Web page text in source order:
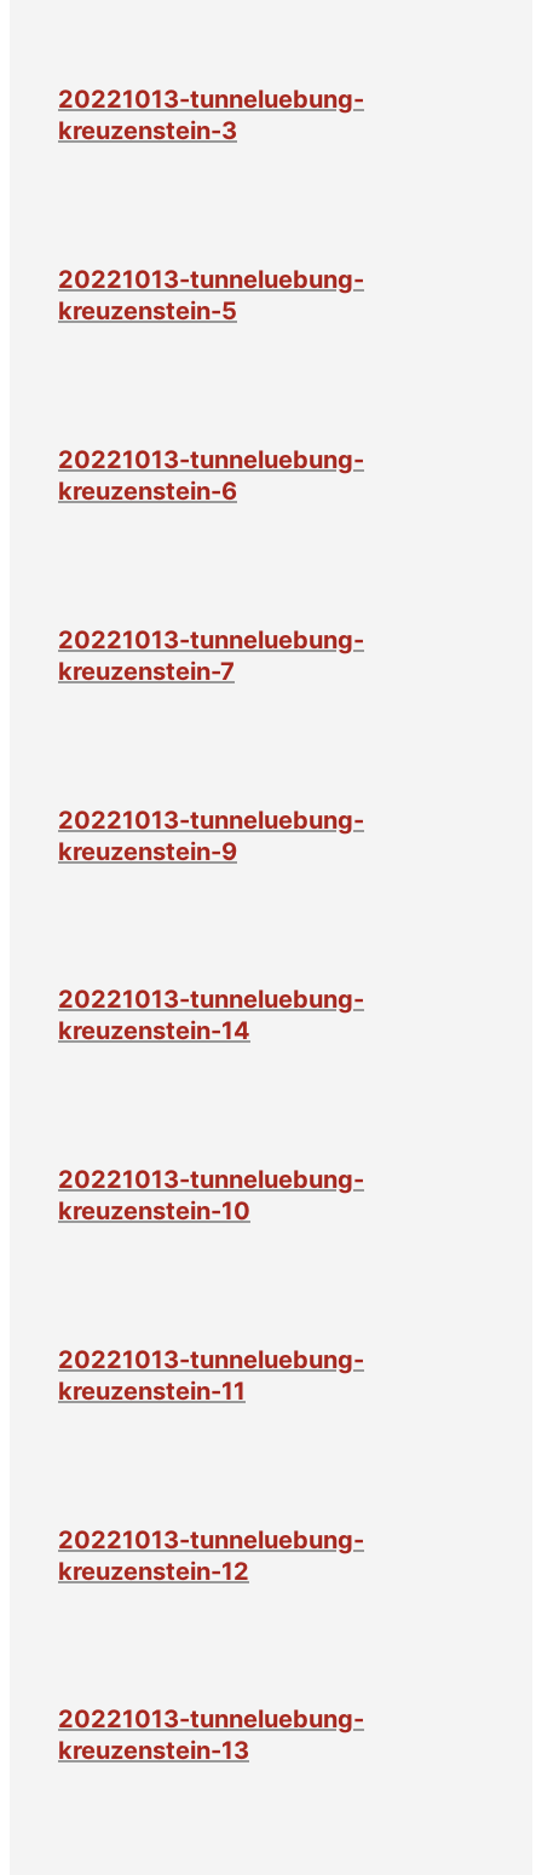
20221013-tunneluebung-
kreuzenstein-3
20221013-tunneluebung-
kreuzenstein-5
20221013-tunneluebung-
kreuzenstein-6
20221013-tunneluebung-
kreuzenstein-7
20221013-tunneluebung-
kreuzenstein-9
20221013-tunneluebung-
kreuzenstein-14
20221013-tunneluebung-
kreuzenstein-10
20221013-tunneluebung-
kreuzenstein-11
20221013-tunneluebung-
kreuzenstein-12
20221013-tunneluebung-
kreuzenstein-13